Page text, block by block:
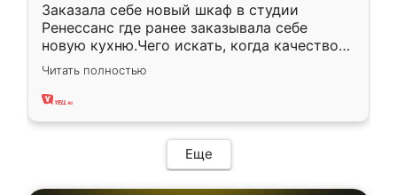
Заказала себе новый шкаф в студии
Ренессанс где ранее заказывала себе
новую кухню.Чего искать, когда качеством
вполне довольна. Служит кухня уже почти
два года, нареканий нет.
Читать полностью
Еще